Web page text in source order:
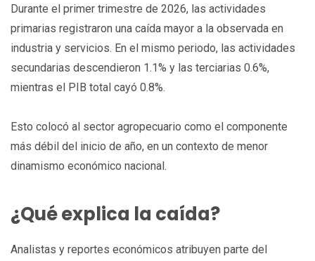
Durante el primer trimestre de 2026, las actividades
primarias registraron una caída mayor a la observada en
industria y servicios. En el mismo periodo, las actividades
secundarias descendieron 1.1% y las terciarias 0.6%,
mientras el PIB total cayó 0.8%.
Esto colocó al sector agropecuario como el componente
más débil del inicio de año, en un contexto de menor
dinamismo económico nacional.
¿Qué explica la caída?
Analistas y reportes económicos atribuyen parte del